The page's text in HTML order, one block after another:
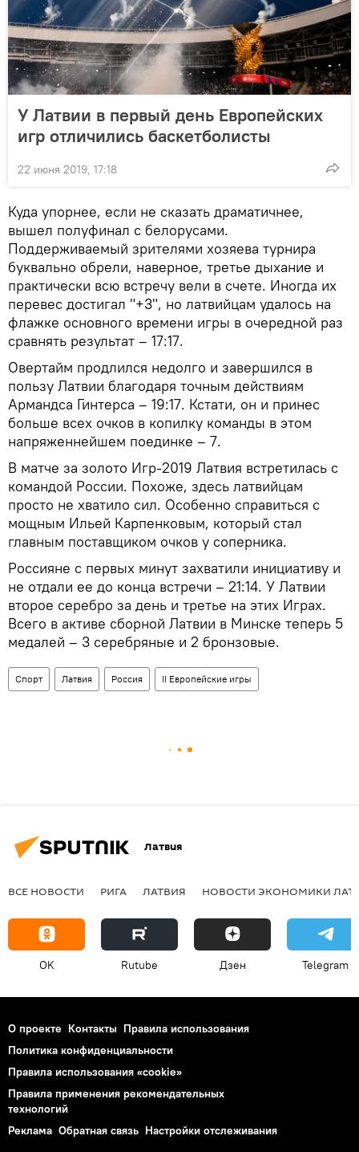
У Латвии в первый день Европейских
игр отличились баскетболисты
22 июня 2019, 17:18
Куда упорнее, если не сказать драматичнее,
вышел полуфинал с белорусами.
Поддерживаемый зрителями хозяева турнира
буквально обрели, наверное, третье дыхание и
практически всю встречу вели в счете. Иногда их
перевес достигал "+3", но латвийцам удалось на
флажке основного времени игры в очередной раз
сравнять результат – 17:17.
Овертайм продлился недолго и завершился в
пользу Латвии благодаря точным действиям
Армандса Гинтерса – 19:17. Кстати, он и принес
больше всех очков в копилку команды в этом
напряженнейшем поединке – 7.
В матче за золото Игр-2019 Латвия встретилась с
командой России. Похоже, здесь латвийцам
просто не хватило сил. Особенно справиться с
мощным Ильей Карпенковым, который стал
главным поставщиком очков у соперника.
Россияне с первых минут захватили инициативу и
не отдали ее до конца встречи – 21:14. У Латвии
второе серебро за день и третье на этих Играх.
Всего в активе сборной Латвии в Минске теперь 5
медалей – 3 серебряные и 2 бронзовые.
Спорт Латвия Россия II Европейские игры
Латвия
ВСЕ НОВОСТИ РИГА ЛАТВИЯ НОВОСТИ ЭКОНОМИКИ
OK Rutube Дзен Telegram
О проекте Контакты Правила использования
Политика конфиденциальности
Правила использования «cookie»
Правила применения рекомендательных
технологий
Реклама Обратная связь Настройки отслеживания